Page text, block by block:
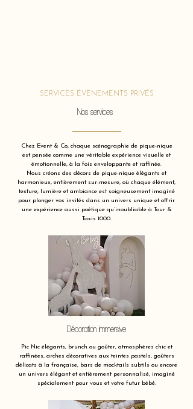
SERVICES ÉVÈNEMENTS PRIVÉS
Nos services
Chez Event & Co, chaque scénographie de pique-nique
est pensée comme une véritable expérience visuelle et
émotionnelle, à la fois enveloppante et raffinée.
Nous créons des décors de pique-nique élégants et
harmonieux, entièrement sur-mesure, où chaque élément,
texture, lumière et ambiance est soigneusement imaginé
pour plonger vos invités dans un univers unique et offrir
une expérience aussi poétique qu’inoubliable à Tour &
Taxis 1000.
Décoration immersive
Pic Nic élégants, brunch ou goûter, atmosphères chic et
raffinées, arches décoratives aux teintes pastels, goûters
délicats à la française, bars de mocktails subtils ou encore
un univers élégant et entièrement personnalisé, imaginé
spécialement pour vous et votre futur bébé.